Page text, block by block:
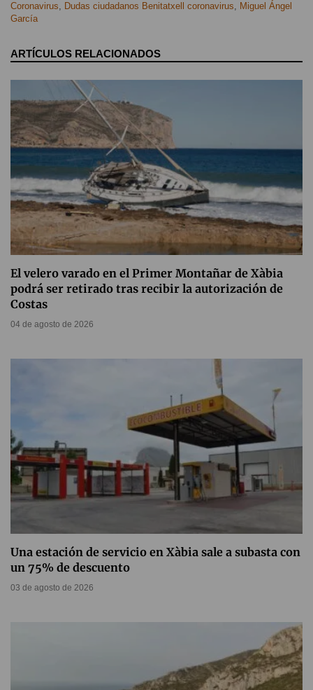
Coronavirus, Dudas ciudadanos Benitatxell coronavirus, Miguel Ángel
García
ARTÍCULOS RELACIONADOS
El velero varado en el Primer Montañar de Xàbia
podrá ser retirado tras recibir la autorización de
Costas
04 de agosto de 2026
Una estación de servicio en Xàbia sale a subasta con
un 75% de descuento
03 de agosto de 2026